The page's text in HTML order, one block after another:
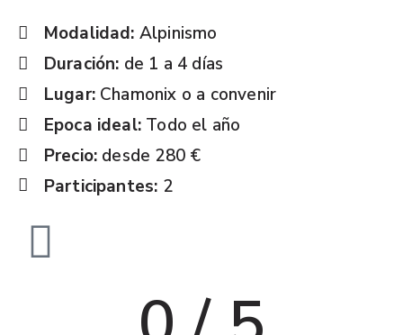
Modalidad: Alpinismo
Duración: de 1 a 4 días
Lugar: Chamonix o a convenir
Epoca ideal: Todo el año
Precio: desde 280 €
Participantes: 2